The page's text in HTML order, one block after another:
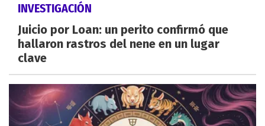
INVESTIGACIÓN
Juicio por Loan: un perito confirmó que
hallaron rastros del nene en un lugar
clave